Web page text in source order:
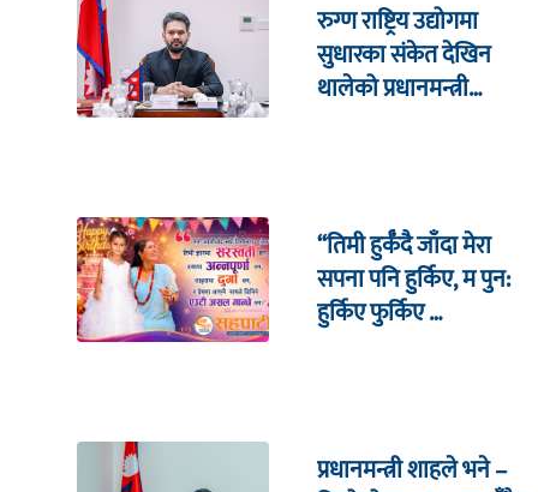
रुग्ण राष्ट्रिय उद्योगमा
सुधारका संकेत देखिन
थालेको प्रधानमन्त्री
“तिमी हुर्कँदै जाँदा मेरा
सपना पनि हुर्किए, म पुन:
हुर्किए फुर्किए …
प्रधानमन्त्री शाहले भने –